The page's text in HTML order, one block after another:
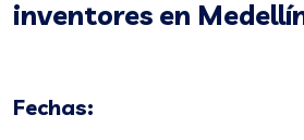
inventores en
Fechas: